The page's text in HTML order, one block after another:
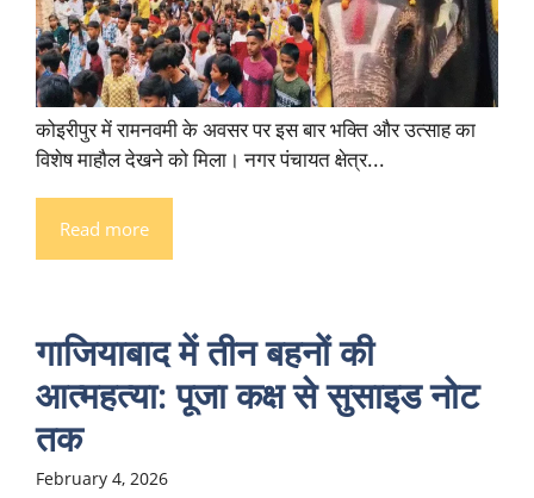
कोइरीपुर में रामनवमी के अवसर पर इस बार भक्ति और उत्साह का
विशेष माहौल देखने को मिला। नगर पंचायत क्षेत्र...
Read more
गाजियाबाद में तीन बहनों की
आत्महत्या: पूजा कक्ष से सुसाइड नोट
तक
February 4, 2026